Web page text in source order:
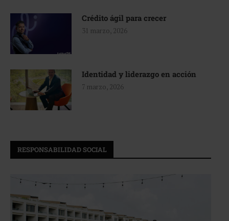
Crédito ágil para crecer
31 marzo, 2026
Identidad y liderazgo en acción
7 marzo, 2026
RESPONSABILIDAD SOCIAL